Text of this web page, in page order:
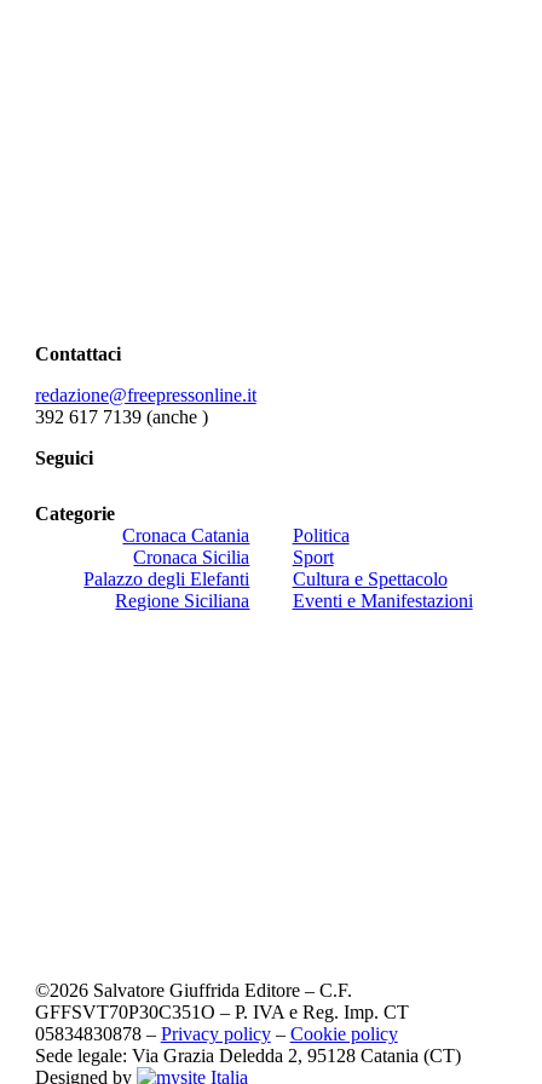
Contattaci
redazione@freepressonline.it
392 617 7139 (anche )
Seguici
Categorie
Cronaca Catania
Cronaca Sicilia
Palazzo degli Elefanti
Regione Siciliana
Politica
Sport
Cultura e Spettacolo
Eventi e Manifestazioni
©2026Salvatore Giuffrida Editore – C.F.
GFFSVT70P30C351O – P. IVA e Reg. Imp. CT
05834830878 – Privacy policy– Cookie policy
Sede legale: Via Grazia Deledda 2, 95128 Catania (CT)
Designed by